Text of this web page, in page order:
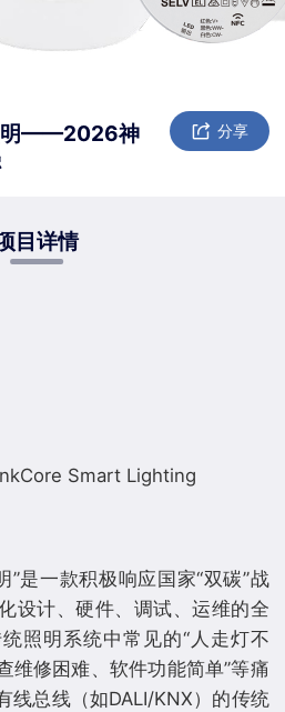
明——2026神
分享
目详情
”是一款积极响应国家“双碳”战
设计、硬件、调试、运维的全
照明系统中常见的“人走灯不
维修困难、软件功能简单”等痛
线总线（如DALI/KNX）的传统